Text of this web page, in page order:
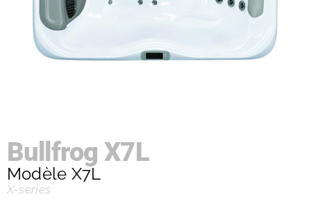
Bullfrog X7L
Modèle X7L
X-series